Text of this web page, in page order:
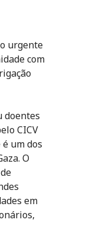
urgente
com
doentes
CICV
um dos
O
em